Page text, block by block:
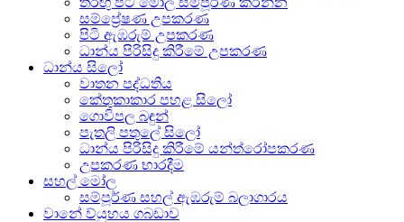
සම්ප්‍රේෂණ උපකරණ
පිටි ඇඹරුම් උපකරණ
ධාන්ය පිරිසිදු කිරීමේ උපකරණ
ධාන්ය සිලෝ
වාතන පද්ධතිය
කේතුකාකාර පහළ සිලෝ
ගොවිපල බඳුන්
පැතලි පතුලේ සිලෝ
ධාන්ය පිරිසිදු කිරීමේ යන්ත්රෝපකරණ
උපකරණ භාරදීම
සහල් මෝල
සම්පූර්ණ සහල් ඇඹරුම් බලාගාරය
වානේ ව්යුහය ගබඩාව